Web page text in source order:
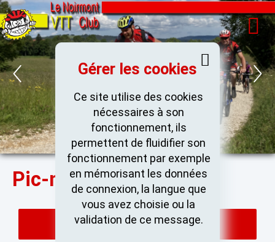
Pic-nic Brevet
Retour
Gérer les cookies
Ce site utilise des cookies
nécessaires à son
fonctionnement, ils
permettent de fluidifier son
fonctionnement par exemple
en mémorisant les données
de connexion, la langue que
vous avez choisie ou la
validation de ce message.